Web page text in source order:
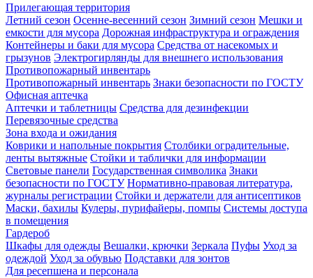
Прилегающая территория
Летний сезон Осенне-весенний сезон Зимний сезон Мешки и
емкости для мусора Дорожная инфраструктура и ограждения
Контейнеры и баки для мусора Средства от насекомых и
грызунов Электрогирлянды для внешнего использования
Противопожарный инвентарь
Противопожарный инвентарь Знаки безопасности по ГОСТУ
Офисная аптечка
Аптечки и таблетницы Средства для дезинфекции
Перевязочные средства
Зона входа и ожидания
Коврики и напольные покрытия Столбики оградительные,
ленты вытяжные Стойки и таблички для информации
Световые панели Государственная символика Знаки
безопасности по ГОСТУ Нормативно-правовая литература,
журналы регистрации Стойки и держатели для антисептиков
Маски, бахилы Кулеры, пурифайеры, помпы Системы доступа
в помещения
Гардероб
Шкафы для одежды Вешалки, крючки Зеркала Пуфы Уход за
одеждой Уход за обувью Подставки для зонтов
Для ресепшена и персонала